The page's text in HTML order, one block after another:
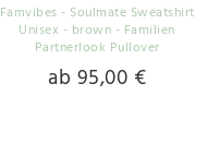
Famvibes - Soulmate Sweatshirt
Unisex - brown - Familien
Partnerlook Pullover
ab 95,00 €